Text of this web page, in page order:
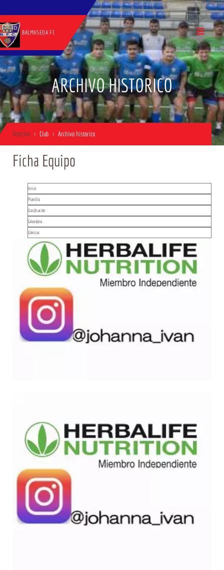
BALMASEDA FC
ARCHIVO HISTORICO
Inicio Club Archivo historico
Ficha Equipo
Inicio
Plantilla
Clasificación
Calendario
Crónicas